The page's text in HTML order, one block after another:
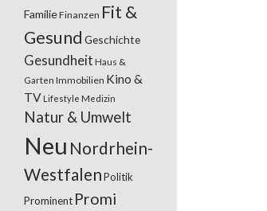
FamilieFinanzen Fit &
Gesund Geschichte
Gesundheit Haus &
Garten Immobilien Kino &
TV Lifestyle Medizin
Natur & Umwelt
Neu Nordrhein-
WestfalenPolitik
Prominent Promi